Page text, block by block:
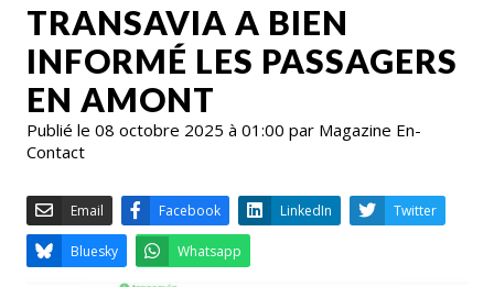
TRANSAVIA A BIEN
INFORMÉ LES PASSAGERS
EN AMONT
Publié le 08 octobre 2025 à 01:00 par Magazine En-
Contact